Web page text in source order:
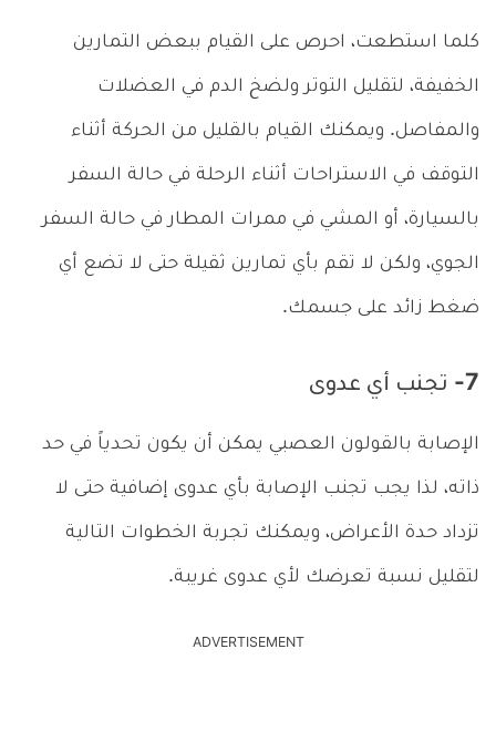
كلما استطعت، احرص على القيام ببعض التمارين
الخفيفة، لتقليل التوتر ولضخ الدم في العضلات
والمفاصل. ويمكنك القيام بالقليل من الحركة أثناء
التوقف في الاستراحات أثناء الرحلة في حالة السفر
بالسيارة، أو المشي في ممرات المطار في حالة السفر
الجوي، ولكن لا تقم بأي تمارين ثقيلة حتى لا تضع أي
ضغط زائد على جسمك.
7- تجنب أي عدوى
الإصابة بالقولون العصبي يمكن أن يكون تحدياً في حد
ذاته، لذا يجب تجنب الإصابة بأي عدوى إضافية حتى لا
تزداد حدة الأعراض، ويمكنك تجربة الخطوات التالية
لتقليل نسبة تعرضك لأي عدوى غريبة.
ADVERTISEMENT